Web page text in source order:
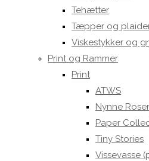
Tehætter
Tæpper og
Viskestykker og
Print og Rammer
Print
ATWS
Nynne
Paper
Tiny Stories
Vissevasse